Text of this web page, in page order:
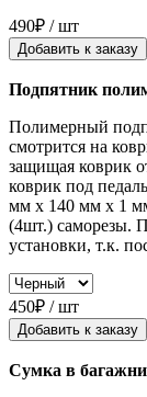
490₽ / шт
Добавить к заказу
Подпятник
Полимерный
смотрится на
защищая коврик
коврик под
мм x 140 мм x 1
(4шт.) саморезы.
установки, т.к.
450₽ / шт
Добавить к заказу
Сумка в